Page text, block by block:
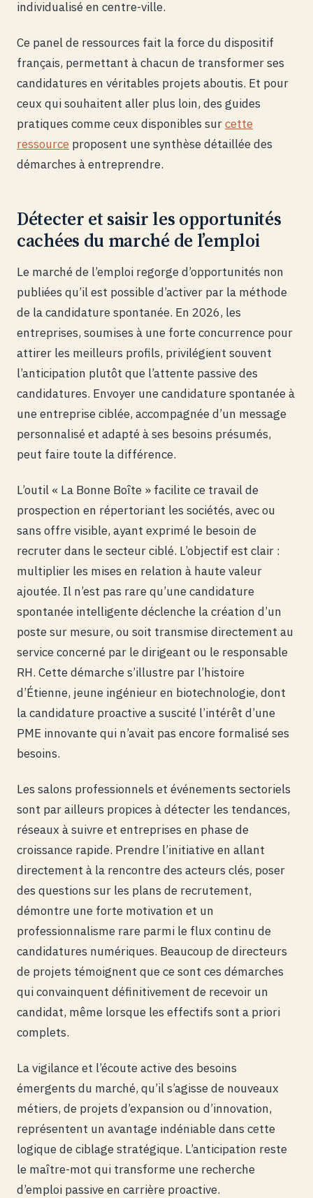
individualisé en centre-ville.
Ce panel de ressources fait la force du dispositif
français, permettant à chacun de transformer ses
candidatures en véritables projets aboutis. Et pour
ceux qui souhaitent aller plus loin, des guides
pratiques comme ceux disponibles surcette
ressource proposent une synthèse détaillée des
démarches à entreprendre.
Détecter et saisir les opportunités
cachées du marché de l’emploi
Le marché de l’emploi regorge d’opportunités non
publiées qu’il est possible d’activer par la méthode
de la candidature spontanée. En 2026, les
entreprises, soumises à une forte concurrence pour
attirer les meilleurs profils, privilégient souvent
l’anticipation plutôt que l’attente passive des
candidatures. Envoyer une candidature spontanée à
une entreprise ciblée, accompagnée d’un message
personnalisé et adapté à ses besoins présumés,
peut faire toute la différence.
L’outil « La Bonne Boîte » facilite ce travail de
prospection en répertoriant les sociétés, avec ou
sans offre visible, ayant exprimé le besoin de
recruter dans le secteur ciblé. L’objectif est clair :
multiplier les mises en relation à haute valeur
ajoutée. Il n’est pas rare qu’une candidature
spontanée intelligente déclenche la création d’un
poste sur mesure, ou soit transmise directement au
service concerné par le dirigeant ou le responsable
RH. Cette démarche s’illustre par l’histoire
d’Étienne, jeune ingénieur en biotechnologie, dont
la candidature proactive a suscité l’intérêt d’une
PME innovante qui n’avait pas encore formalisé ses
besoins.
Les salons professionnels et événements sectoriels
sont par ailleurs propices à détecter les tendances,
réseaux à suivre et entreprises en phase de
croissance rapide. Prendre l’initiative en allant
directement à la rencontre des acteurs clés, poser
des questions sur les plans de recrutement,
démontre une forte motivation et un
professionnalisme rare parmi le flux continu de
candidatures numériques. Beaucoup de directeurs
de projets témoignent que ce sont ces démarches
qui convainquent définitivement de recevoir un
candidat, même lorsque les effectifs sont a priori
complets.
La vigilance et l’écoute active des besoins
émergents du marché, qu’il s’agisse de nouveaux
métiers, de projets d’expansion ou d’innovation,
représentent un avantage indéniable dans cette
logique de ciblage stratégique. L’anticipation reste
le maître-mot qui transforme une recherche
d’emploi passive en carrière proactive.